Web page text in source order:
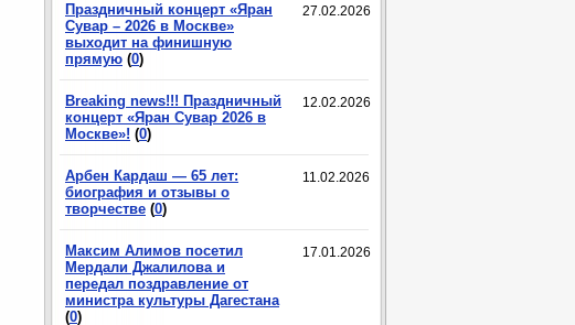
27.02.2026
Праздничный концерт «Яран
Сувар – 2026 в Москве»
выходит на финишную
прямую (0)
12.02.2026
Breaking news!!! Праздничный
концерт «Яран Сувар 2026 в
Москве»! (0)
11.02.2026
Арбен Кардаш — 65 лет:
биография и отзывы о
творчестве (0)
17.01.2026
Максим Алимов посетил
Мердали Джалилова и
передал поздравление от
министра культуры Дагестана
(0)